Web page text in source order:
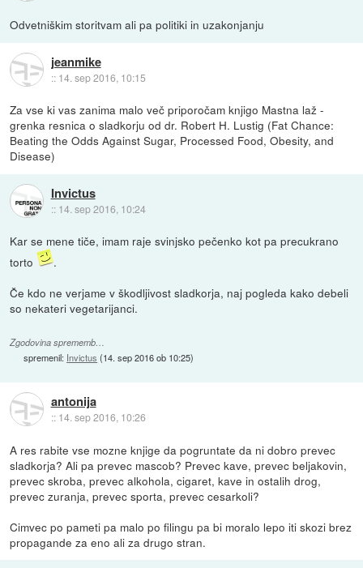
Odvetniškim storitvam ali pa politiki in uzakonjanju
jeanmike
:: 14. sep 2016, 10:15
Za vse ki vas zanima malo več priporočam knjigo Mastna laž -
grenka resnica o sladkorju od dr. Robert H. Lustig (Fat Chance:
Beating the Odds Against Sugar, Processed Food, Obesity, and
Disease)
Invictus
:: 14. sep 2016, 10:24
Kar se mene tiče, imam raje svinjsko pečenko kot pa precukrano
torto
.
Če kdo ne verjame v škodljivost sladkorja, naj pogleda kako debeli
so nekateri vegetarijanci.
Zgodovina sprememb…
spremenil: Invictus (14. sep 2016 ob 10:25)
antonija
:: 14. sep 2016, 10:26
A res rabite vse mozne knjige da pogruntate da ni dobro prevec
sladkorja? Ali pa prevec mascob? Prevec kave, prevec beljakovin,
prevec skroba, prevec alkohola, cigaret, kave in ostalih drog,
prevec zuranja, prevec sporta, prevec cesarkoli?
Cimvec po pameti pa malo po filingu pa bi moralo lepo iti skozi brez
propagande za eno ali za drugo stran.